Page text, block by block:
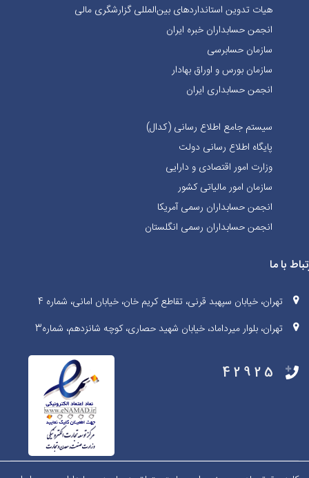
هیات تدوین استانداردهای بین‌المللی گزارشگری مالی
انجمن حسابداران خبره ايران
سازمان حسابرسی
سازمان بورس و اوراق بهادار
انجمن حسابداری ایران
سیستم جامع اطلاع رسانی (کدال)
پایگاه اطلاع رسانی دولت
وزارت امور اقتصادی و دارایی
سازمان امور مالیاتی کشور
انجمن حسابداران رسمی آمریکا
انجمن حسابداران رسمی انگلستان
با ما
تهران، خیابان سپهبد قرنی، تقاطع کریم خان، خیابان امانی، شماره 4
تهران، بلوار میرداماد، خیابان شهید حصاری، کوچه شانزدهم، شماره3
42925